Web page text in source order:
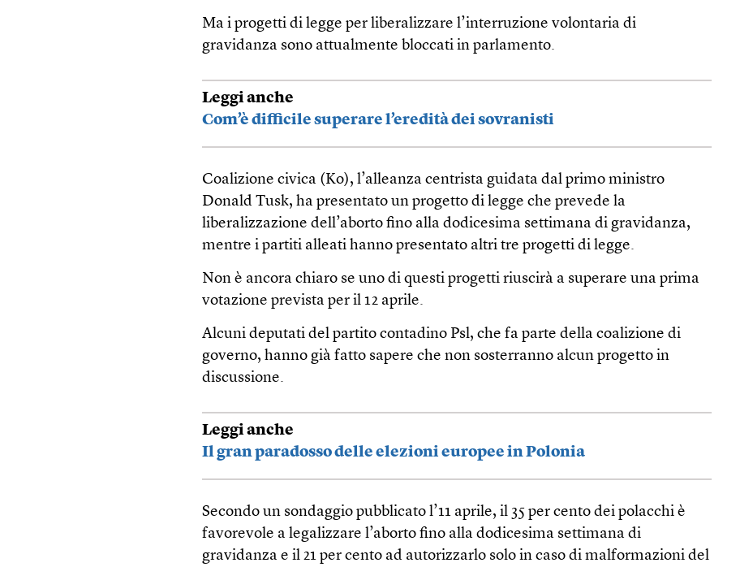
Ma i progetti di legge per liberalizzare l’interruzione volontaria di
gravidanza sono attualmente bloccati in parlamento.
Leggi anche
Com’è difficile superare l’eredità dei sovranisti
Coalizione civica (Ko), l’alleanza centrista guidata dal primo ministro
Donald Tusk, ha presentato un progetto di legge che prevede la
liberalizzazione dell’aborto fino alla dodicesima settimana di gravidanza,
mentre i partiti alleati hanno presentato altri tre progetti di legge.
Non è ancora chiaro se uno di questi progetti riuscirà a superare una prima
votazione prevista per il 12 aprile.
Alcuni deputati del partito contadino Psl, che fa parte della coalizione di
governo, hanno già fatto sapere che non sosterranno alcun progetto in
discussione.
Leggi anche
Il gran paradosso delle elezioni europee in Polonia
Secondo un sondaggio pubblicato l’11 aprile, il 35 per cento dei polacchi è
favorevole a legalizzare l’aborto fino alla dodicesima settimana di
gravidanza e il 21 per cento ad autorizzarlo solo in caso di malformazioni del